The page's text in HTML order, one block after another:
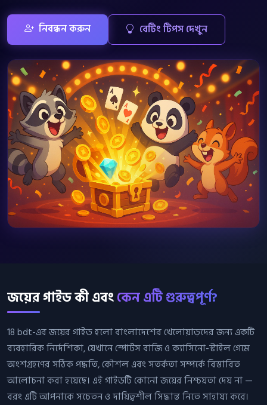
নিবন্ধন করুন বেটিং টিপস দেখুন
জয়ের গাইড কী এবংকেন এটি গুরুত্বপূর্ণ?
18 bdt-এর জয়ের গাইড হলো বাংলাদেশের খেলোয়াড়দের জন্য একটি
ব্যবহারিক নির্দেশিকা, যেখানে স্পোর্টস বাজি ও ক্যাসিনো-স্টাইল গেমে
অংশগ্রহণের সঠিক পদ্ধতি, কৌশল এবং সতর্কতা সম্পর্কে বিস্তারিত
আলোচনা করা হয়েছে। এই গাইডটি কোনো জয়ের নিশ্চয়তা দেয় না —
বরং এটি আপনাকে সচেতন ও দায়িত্বশীল সিদ্ধান্ত নিতে সাহায্য করে।